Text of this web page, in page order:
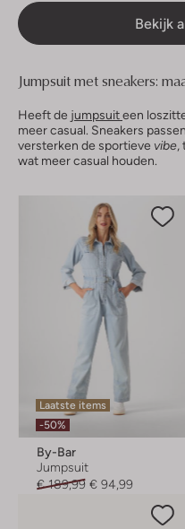
Bekijk
Jumpsuit met sneakers:
Heeft de jumpsuiteen
meer casual. Sneakers
versterken de sportieve vibe,
wat meer casual houden.
Laatste items
-50%
By-Bar
Jumpsuit
€ 189,99 € 94,99